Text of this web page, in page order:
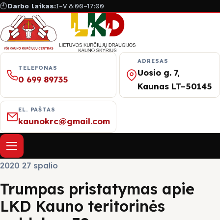
🕘Darbo laikas:I–V 8:00–17:00
TELEFONAS
0 699 89735
ADRESAS
Uosio g. 7,
Kaunas LT–50145
EL. PAŠTAS
kaunokrc@gmail.com
Atverti meniu
Naujienos
2020 27 spalio
Trumpas pristatymas apie
LKD Kauno teritorinės